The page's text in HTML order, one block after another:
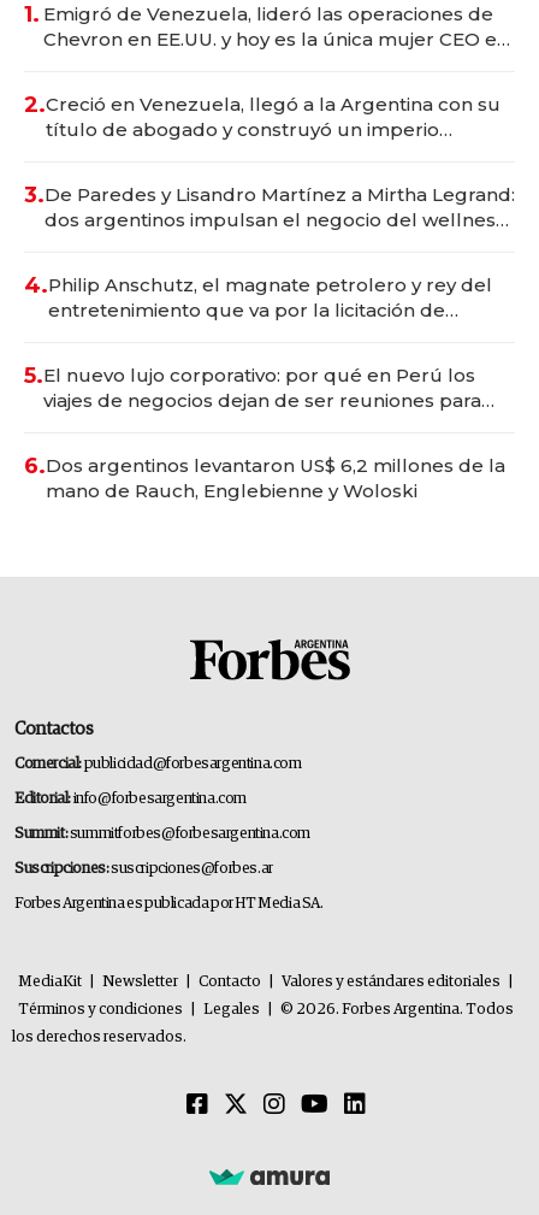
1. Emigró de Venezuela, lideró las operaciones de
Chevron en EE.UU. y hoy es la única mujer CEO en
2.Creció en Venezuela, llegó a la Argentina con su
título de abogado y construyó un imperio
3.De Paredes y Lisandro Martínez a Mirtha Legrand:
dos argentinos impulsan el negocio del wellness
4.Philip Anschutz, el magnate petrolero y rey del
entretenimiento que va por la licitación de
5.El nuevo lujo corporativo: por qué en Perú los
viajes de negocios dejan de ser reuniones para
6.Dos argentinos levantaron US$ 6,2 millones de la
mano de Rauch, Englebienne y Woloski
Contactos
Comercial:publicidad@forbesargentina.com
Editorial:info@forbesargentina.com
Summit:summitforbes@forbesargentina.com
Suscripciones:suscripciones@forbes.ar
Forbes Argentina es publicada por HT Media SA.
MediaKit Newsletter Contacto Valores y estándares editoriales
Términos y condiciones
Legales
© 2026. Forbes Argentina. Todos
los derechos reservados.